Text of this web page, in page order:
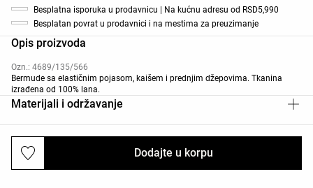
Dodajte u korpu
Besplatna isporuka u prodavnicu | Na kućnu adresu od RSD5,990
Besplatan povrat u prodavnici i na mestima za preuzimanje
Opis proizvoda
Ozn.: 4689/135/566
Bermude sa elastičnim pojasom, kaišem i prednjim džepovima. Tkanina
izrađena od 100% lana.
Materijali i održavanje
Dostava i povraćaj robe